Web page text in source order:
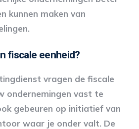
kunnen maken van
fiscale eenheid?
vragen de fiscale
ondernemingen vast te
gebeuren op initiatief van
waar je onder valt. De